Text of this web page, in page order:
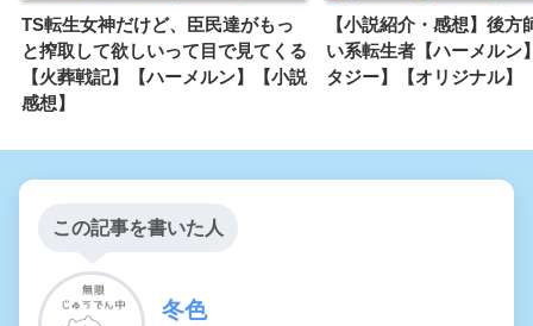
TS転生女神だけど、臣民達がもっ
と搾取して欲しいって目で見てくる
【火葬戦記】【ハーメルン】【小説
感想】
【小説紹介・感想】後方
い系転生者【ハーメルン
タジー】【オリジナル】
この記事を書いた人
冬色